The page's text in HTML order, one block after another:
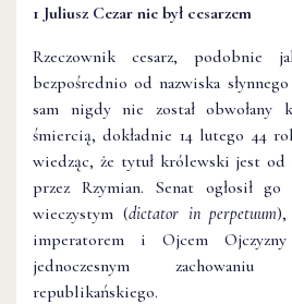
1 Juliusz Cezar nie był cesarzem
Rzeczownik cesarz, podobnie
bezpośrednio od nazwiska
sam nigdy nie został obwołany
śmiercią, dokładnie 14 lutego 44
wiedząc, że tytuł królewski jest od
przez Rzymian. Senat ogłosił
wieczystym (dictator in perpetuum),
imperatorem i Ojcem
jednoczesnym
republikańskiego.